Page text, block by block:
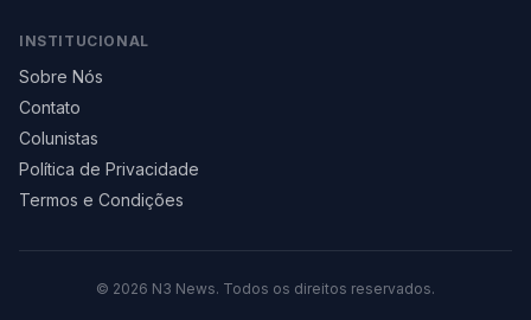
INSTITUCIONAL
Sobre Nós
Contato
Colunistas
Política de Privacidade
Termos e Condições
© 2026 N3 News. Todos os direitos reservados.